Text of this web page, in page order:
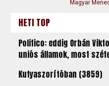
Magyar
HETI TOP
Politico: eddig Orbán
uniós államok, most
Kutyaszorítóban (3859)